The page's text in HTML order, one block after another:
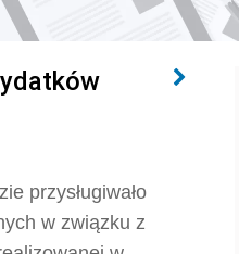
przysługiwało
w związku z